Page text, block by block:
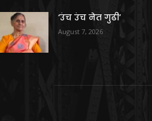
‘उंच उंच नेत गुढी’
August 7, 2026